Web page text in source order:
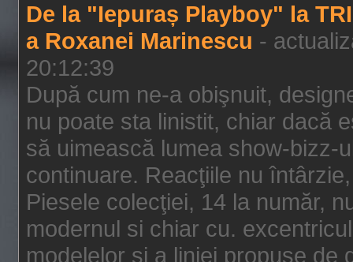
De la "Iepuraș Playboy" la
a Roxanei Marinescu -
20:12:39
După cum ne-a obişnuit,
nu poate sta linistit, chiar dacă
să uimească lumea show-bizz-
continuare. Reacţiile nu
Piesele colecţiei, 14 la număr,
modernul si chiar cu.
modelelor şi a liniei propuse de